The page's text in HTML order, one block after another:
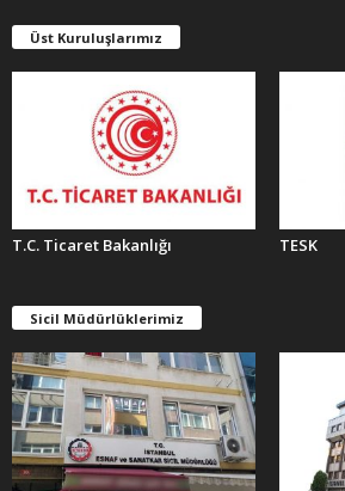
E
R
Üst Kuruluşlarımız
T.C. Ticaret Bakanlığı TESK
Sicil Müdürlüklerimiz